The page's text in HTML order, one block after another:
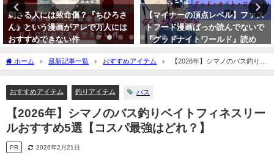
【マイナーの頂点レベル】ファス
トフード漫画ばっか読んでないで
『グッドナイトワールド』読め
【2023年 失敗談③】またも
TOEIC 目標スコア未達成！
【15600円も払ってるのに…！】
ホーム 最新記事一覧 おすすめアイテム
【2026年】シマノのバス釣りベ
イトフィネスリールおすすめ5選【コスパ最強はどれ？】
おすすめアイテム 釣りアイテム バス
【2026年】シマノのバス釣りベイトフィネスリー
ルおすすめ5選【コスパ最強はどれ？】
PR 2026年2月21日